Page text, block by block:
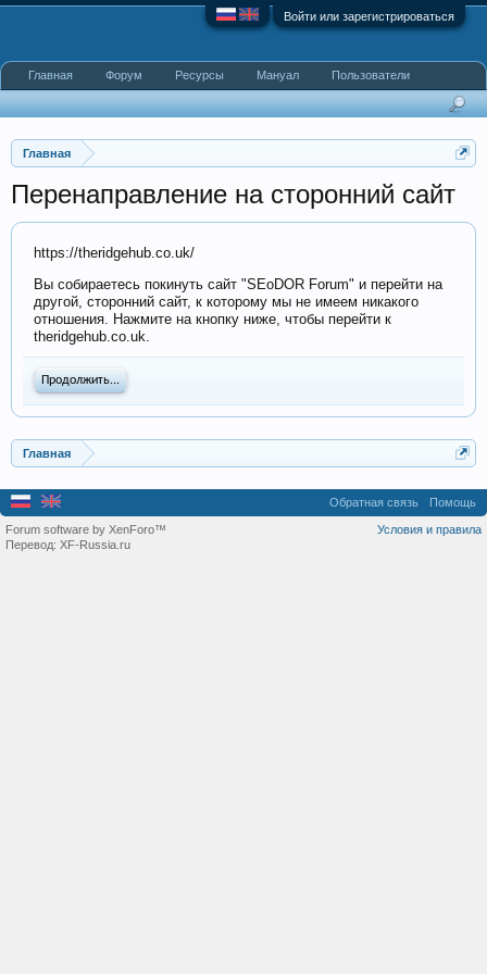
Войти или зарегистрироваться
Главная
Перенаправление на сторонний сайт
https://theridgehub.co.uk/
Вы собираетесь покинуть сайт "SEoDOR Forum" и перейти на
другой, сторонний сайт, к которому мы не имеем никакого
отношения. Нажмите на кнопку ниже, чтобы перейти к
theridgehub.co.uk.
Продолжить...
Главная
Главная Форум Ресурсы Мануал Пользователи
Обратная связь Помощь
Условия и правила
Forum software by XenForo™
Перевод: XF-Russia.ru